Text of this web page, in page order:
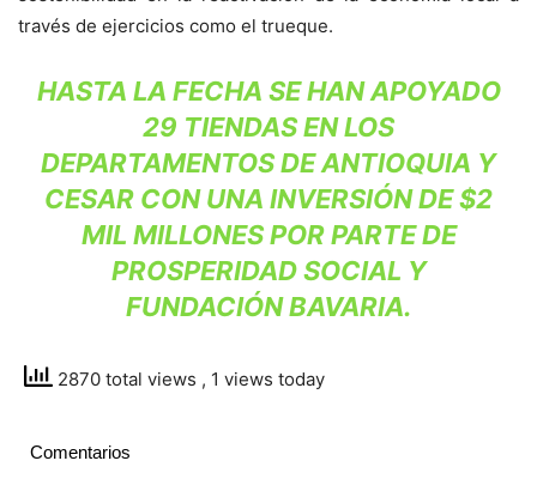
través de ejercicios como el trueque.
HASTA LA FECHA SE HAN APOYADO
29 TIENDAS EN LOS
DEPARTAMENTOS DE ANTIOQUIA Y
CESAR CON UNA INVERSIÓN DE $2
MIL MILLONES POR PARTE DE
PROSPERIDAD SOCIAL Y
FUNDACIÓN BAVARIA.
2870 total views , 1 views today
Comentarios